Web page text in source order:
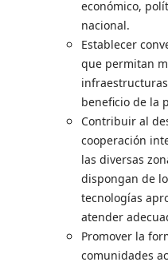
económico,
nacional.
Establecer
que permitan
beneficio de la
Contribuir al
cooperación
las diversas
dispongan de
tecnologías
atender
Promover la
comunidades